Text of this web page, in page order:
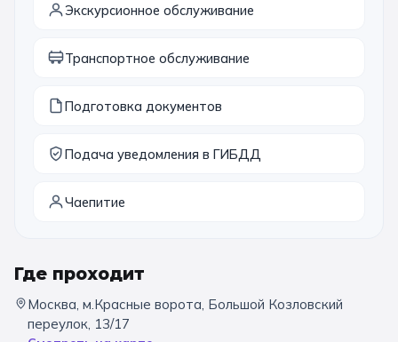
Все музеи Музей космонавтики
Дарвиновский музей Ещё 6
📍 ПО ГОРОДАМ
Подмосковье
Санкт-Петербург
Экскурсионное обслуживание
Транспортное обслуживание
Подготовка документов
Подача уведомления в ГИБДД
Чаепитие
Где проходит
Москва, м.Красные ворота, Большой Козловский
переулок, 13/17